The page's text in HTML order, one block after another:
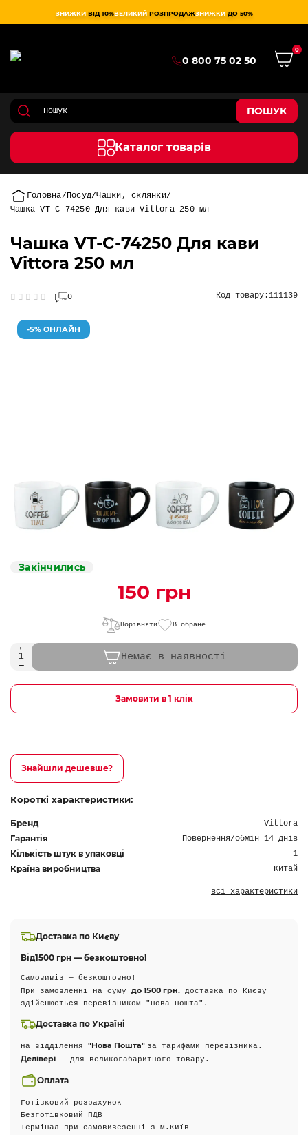
ЗНИЖКИ ВІД 10%ВЕЛИКИЙ РОЗПРОДАЖЗНИЖКИ ДО 50%
0 800 75 02 50
0
ПОШУК
Каталог товарів
Головна Посуд Чашки, склянки
Чашка VT-C-74250 Для кави Vittora 250 мл
Чашка VT-C-74250 Для кави
Vittora 250 мл
0 Код товару:111139
-5% ОНЛАЙН
Закінчились
150 грн
Порівняти В обране
Немає в наявності
Замовити в 1 клік
Знайшли дешевше?
Короткі характеристики:
Бренд Vittora
Гарантія Повернення/обмін 14 днів
Кількість штук в упаковці 1
Країна виробництва Китай
всі характеристики
Доставка по Києву
Від1500 грн — безкоштовно!
Самовивіз — безкоштовно!
При замовленні на суму до 1500 грн. доставка по Києву
здійснюється перевізником "Нова Пошта".
Доставка по Україні
на відділення "Нова Пошта" за тарифами перевізника.
Делівері — для великогабаритного товару.
Оплата
Готівковий розрахунок
Безготівковий ПДВ
Термінал при самовивезенні з м.Київ